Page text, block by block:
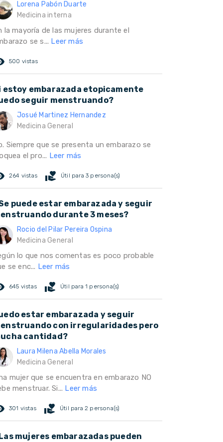
Lorena Pabón Duarte
Medicina interna
la mayoría de las mujeres durante el
se s... Leer más
500 vistas
estoy embarazada etopicamente
seguir menstruando?
Josué Martinez Hernandez
Medicina General
Siempre que se presenta un embarazo se
el pro... Leer más
264 vistas volunteer_activism Útil para 3 persona(s)
puede estar embarazada y seguir
durante 3 meses?
Rocio del Pilar Pereira Ospina
Medicina General
lo que nos comentas es poco probable
se enc... Leer más
645 vistas volunteer_activism Útil para 1 persona(s)
estar embarazada y seguir
con irregularidades pero
cantidad?
Laura Milena Abella Morales
Medicina General
mujer que se encuentra en embarazo NO
menstruar. Si... Leer más
301 vistas volunteer_activism Útil para 2 persona(s)
mujeres embarazadas pueden